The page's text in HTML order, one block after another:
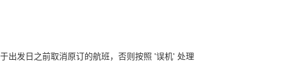
出发日之前取消原订的航班，否则按照 '误机' 处理